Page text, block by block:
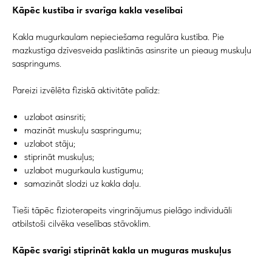
Kāpēc kustība ir svarīga kakla veselībai
Kakla mugurkaulam nepieciešama regulāra kustība. Pie
mazkustīga dzīvesveida pasliktinās asinsrite un pieaug muskuļu
saspringums.
Pareizi izvēlēta fiziskā aktivitāte palīdz:
uzlabot asinsriti;
mazināt muskuļu saspringumu;
uzlabot stāju;
stiprināt muskuļus;
uzlabot mugurkaula kustīgumu;
samazināt slodzi uz kakla daļu.
Tieši tāpēc fizioterapeits vingrinājumus pielāgo individuāli
atbilstoši cilvēka veselības stāvoklim.
Kāpēc svarīgi stiprināt kakla un muguras muskuļus